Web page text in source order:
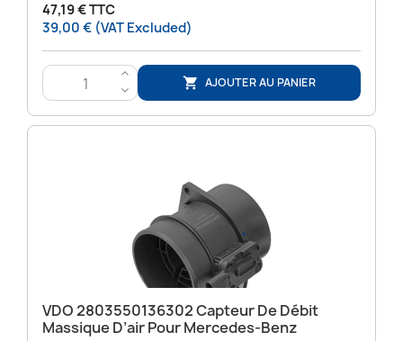
47,19 € TTC
39,00 € (VAT Excluded)
>
<
 AJOUTER AU PANIER
VDO 2803550136302 Capteur De Débit
Massique D’air Pour Mercedes-Benz